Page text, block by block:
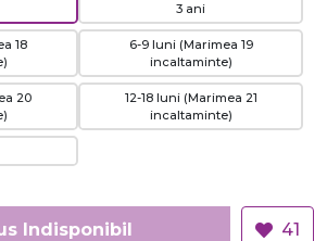
3 ani
18
6-9 luni (Marimea 19
incaltaminte)
20
12-18 luni (Marimea 21
incaltaminte)
Indisponibil 41